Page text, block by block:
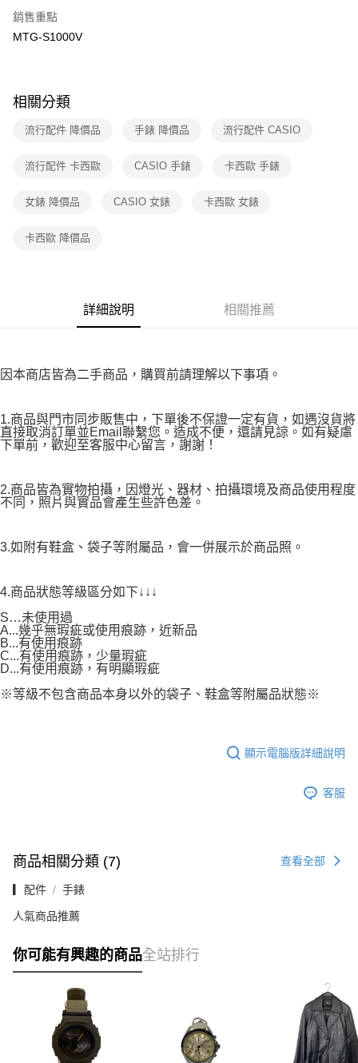
ATM／網路銀行／等多元方式進行付款，方視為交易完成。
※ 請注意：結帳手續完成當下不需立刻繳費，但若您需要取消訂單，請聯絡
購買商品的店家。未經商家同意取消之訂單仍視為有效，需透過AFTEE先享
客戶支援中心」
【注意事項】
１．透過由恩沛科技股份有限公司提供之「AFTEE先享後付」服務完成之交
權轉讓予恩沛科技股份有限公司。
https://aftee.tw/terms/#terms3
３．未成年的使用者請事先徵得法定代理人或監護人之同意方可使用
任。
恩沛科技股份有限公司將有權停止該用戶之使用額度並採取法律行動。
付款後7-11取貨
免運費
銷售重點
MTG-S1000V
相關分類
流行配件 降價品 手錶 降價品 流行配件 CASIO
流行配件 卡西歐 CASIO 手錶 卡西歐 手錶
女錶 降價品 CASIO 女錶 卡西歐 女錶
卡西歐 降價品
詳細說明 相關推薦
因本商店皆為二手商品，購買前請理解以下事項。
1.商品與門市同步販售中，下單後不保證一定有貨，如遇沒貨將
直接取消訂單並Email聯繫您。造成不便，還請見諒。如有疑慮
下單前，歡迎至客服中心留言，謝謝！
2.商品皆為實物拍攝，因燈光、器材、拍攝環境及商品使用程度
不同，照片與實品會產生些許色差。
3.如附有鞋盒、袋子等附屬品，會一併展示於商品照。
4.商品狀態等級區分如下↓↓↓
S…未使用過
A...幾乎無瑕疵或使用痕跡，近新品
B...有使用痕跡
C...有使用痕跡，少量瑕疵
D...有使用痕跡，有明顯瑕疵
※等級不包含商品本身以外的袋子、鞋盒等附屬品狀態※
顯示電腦版詳細說明
客服
商品相關分類 (7) 查看全部
▎配件 手錶
人氣商品推薦
你可能有興趣的商品全站排行